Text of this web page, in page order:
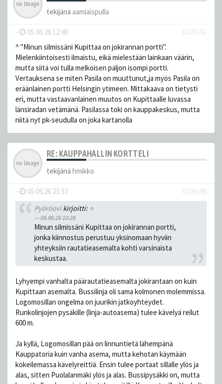
tekijänä aamiaispulla
- 05.06.26 12:49
#109192
^ "Minun silmissäni Kupittaa on jokirannan portti".
Mielenkiintoisesti ilmaistu, eikä mielestään lainkaan väärin,
mutta siitä voi tulla melkoisen paljon isompi portti.
Vertauksena se miten Pasila on muuttunut,ja myös Pasila on
eräänlainen portti Helsingin ytimeen. Mittakaava on tietysti
eri, mutta vastaavanlainen muutos on Kupittaalle luvassa
länsiradan vetämänä. Pasilassa toki on kauppakeskus, mutta
niitä nyt pk-seudulla on joka kartanolla
RE: KAUPPAHALLIN KORTTELI
tekijänä hmikko
- 05.06.26 23:33
#109198
Pyöröovikirjoitti: ↑
05.06.26 10:28
Minun silmissäni Kupittaa on jokirannan portti,
jonka kiinnostus perustuu yksinomaan hyviin
yhteyksiin rautatieasemalta kohti varsinaista
keskustaa.
Lyhyempi vanhalta päärautatieasemalta jokirantaan on kuin
Kupittaan asemalta. Bussilinja oli sama kolmonen molemmissa.
Logomosillan ongelma on juurikin jatkoyhteydet.
Runkolinjojen pysäkille (linja-autoasema) tulee kävelyä reilut
600 m.
Ja kyllä, Logomosillan pää on linnuntietä lähempänä
Kauppatoria kuin vanha asema, mutta kehotan käymään
kokeilemassa kävelyreittiä. Ensin tulee portaat sillalle ylös ja
alas, sitten Puolalanmäki ylös ja alas. Bussipysäkki on, mutta